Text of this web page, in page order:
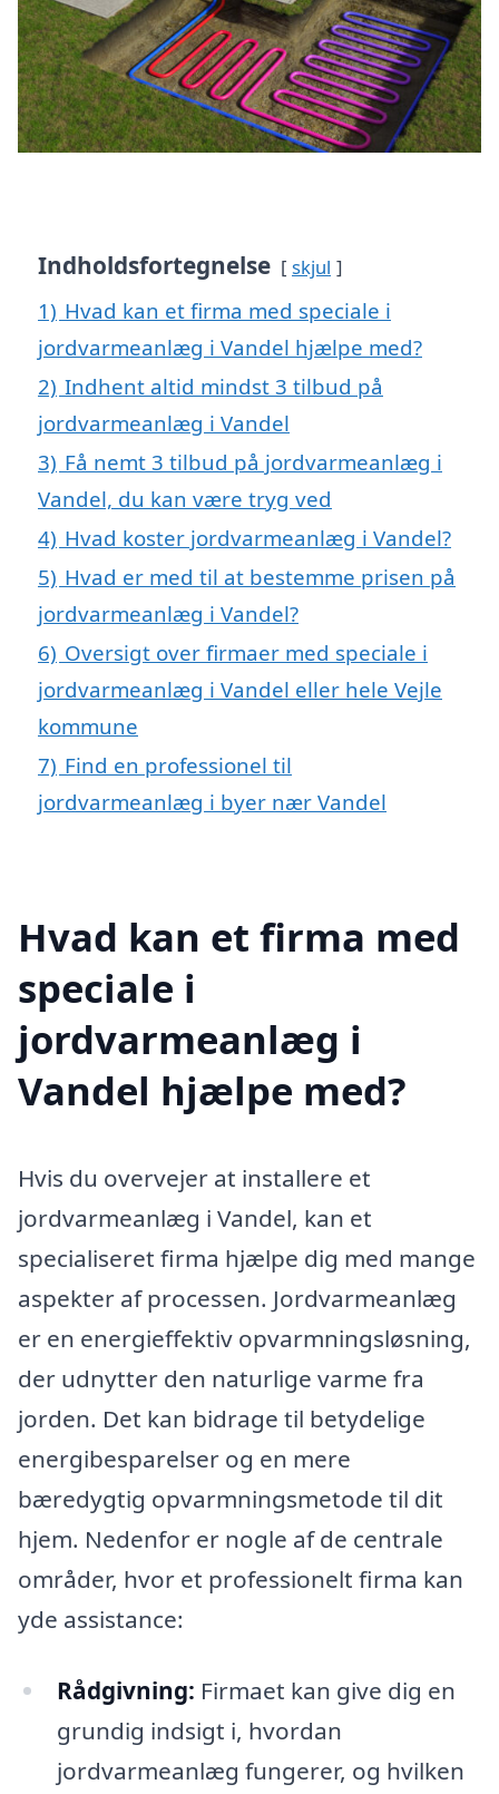
Indholdsfortegnelse skjul
1) Hvad kan et firma med speciale i
jordvarmeanlæg i Vandel hjælpe med?
2) Indhent altid mindst 3 tilbud på
jordvarmeanlæg i Vandel
3) Få nemt 3 tilbud på jordvarmeanlæg i
Vandel, du kan være tryg ved
4) Hvad koster jordvarmeanlæg i Vandel?
5) Hvad er med til at bestemme prisen på
jordvarmeanlæg i Vandel?
6) Oversigt over firmaer med speciale i
jordvarmeanlæg i Vandel eller hele Vejle
kommune
7) Find en professionel til
jordvarmeanlæg i byer nær Vandel
Hvad kan et firma med
speciale i
jordvarmeanlæg i
Vandel hjælpe med?
Hvis du overvejer at installere et
jordvarmeanlæg i Vandel, kan et
specialiseret firma hjælpe dig med mange
aspekter af processen. Jordvarmeanlæg
er en energieffektiv opvarmningsløsning,
der udnytter den naturlige varme fra
jorden. Det kan bidrage til betydelige
energibesparelser og en mere
bæredygtig opvarmningsmetode til dit
hjem. Nedenfor er nogle af de centrale
områder, hvor et professionelt firma kan
yde assistance:
Rådgivning: Firmaet kan give dig en
grundig indsigt i, hvordan
jordvarmeanlæg fungerer, og hvilken